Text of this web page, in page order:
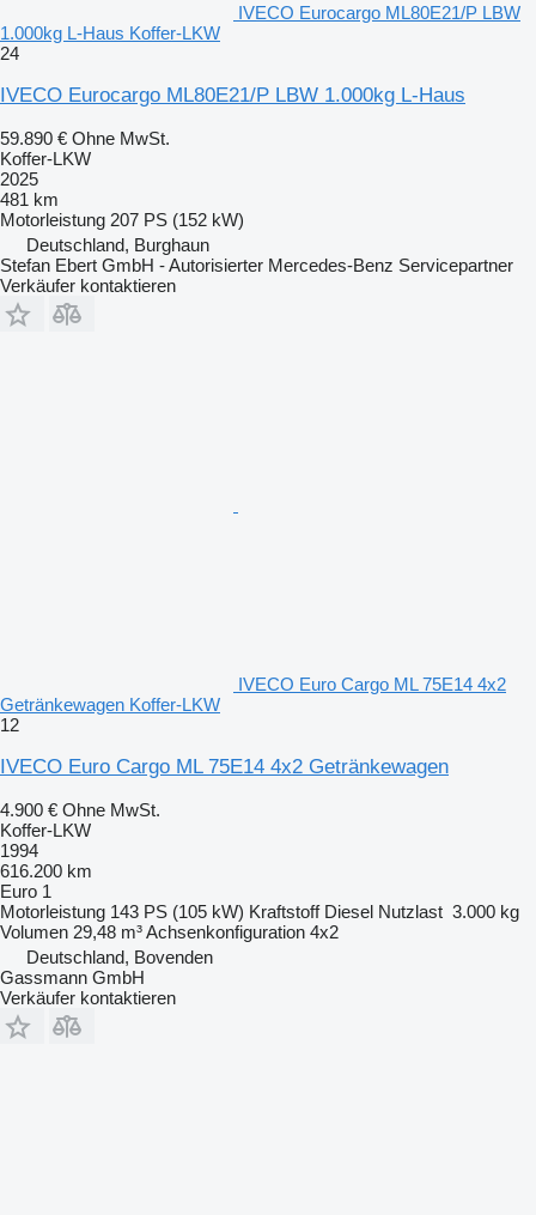
IVECO Eurocargo ML80E21/P LBW
1.000kg L-Haus Koffer-LKW
24
IVECO Eurocargo ML80E21/P LBW 1.000kg L-Haus
59.890 € Ohne MwSt.
Koffer-LKW
2025
481 km
Motorleistung 207 PS (152 kW)
Deutschland, Burghaun
Stefan Ebert GmbH - Autorisierter Mercedes-Benz Servicepartner
Verkäufer kontaktieren
IVECO Euro Cargo ML 75E14 4x2
Getränkewagen Koffer-LKW
12
IVECO Euro Cargo ML 75E14 4x2 Getränkewagen
4.900 € Ohne MwSt.
Koffer-LKW
1994
616.200 km
Euro 1
Motorleistung 143 PS (105 kW) Kraftstoff Diesel Nutzlast 3.000 kg
Volumen 29,48 m³Achsenkonfiguration 4x2
Deutschland, Bovenden
Gassmann GmbH
Verkäufer kontaktieren